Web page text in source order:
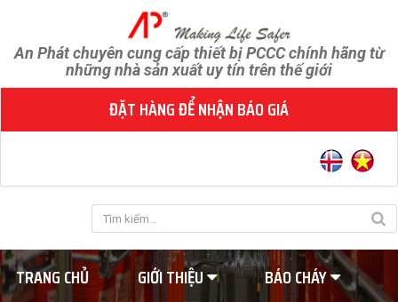
An Phát chuyên cung cấp thiết bị PCCC chính hãng từ
những nhà sản xuất uy tín trên thế giới
ĐẶT HÀNG ĐỂ NHẬN BÁO GIÁ
TRANG CHỦ GIỚI THIỆU
BÁO CHÁY